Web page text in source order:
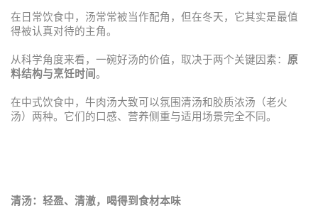
在日常饮食中，汤常常被当作配角，但在冬天，它其实是最值
得被认真对待的主角。
从科学角度来看，一碗好汤的价值，取决于两个关键因素： 原
料结构与烹饪时间 。
在中式饮食中，牛肉汤大致可以氛围清汤和胶质浓汤（老火
汤）两种。它们的口感、营养侧重与适用场景完全不同。
清汤：轻盈、清澈，喝得到食材本味